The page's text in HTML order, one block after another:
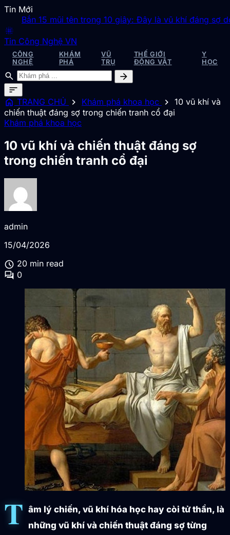
Tin Mới
15 mũi tên trong 10 giây: Đây là vũ khí đáng sợ do Gia
blur_on
Tin Công Nghệ VN
CÔNG
NGHỆ
KHÁM
PHÁ
VŨ
TRỤ
THẾ GIỚI
ĐỘNG VẬT
Y
HỌC
search
arrow_forward
sort
home TRANG CHỦ chevron_right Khám phá khoa học chevron_right 10 vũ khí và
chiến thuật đáng sợ trong chiến tranh cổ đại
Khám phá khoa học
10 vũ khí và chiến thuật đáng sợ
trong chiến tranh cổ đại
admin
15/04/2026
schedule 20 min read
forum 0
T âm lý chiến, vũ khí hóa học hay còi tử thần, là
những vũ khí và chiến thuật đáng sợ từng